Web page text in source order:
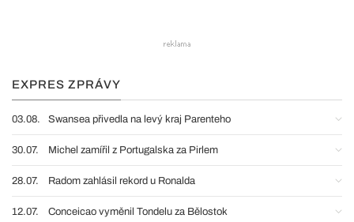
EXPRES ZPRÁVY
03.08. Swansea přivedla na levý kraj Parenteho
30.07. Michel zamířil z Portugalska za Pirlem
28.07. Radom zahlásil rekord u Ronalda
12.07. Conceicao vyměnil Tondelu za Bělostok